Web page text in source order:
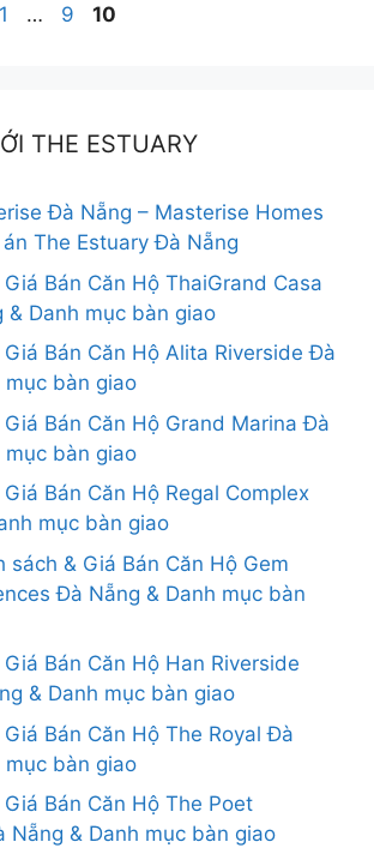
Page
1 … Page
9 Page
10
THE ESTUARY
Đà Nẵng – Masterise Homes
The Estuary Đà Nẵng
Bán Căn Hộ ThaiGrand Casa
& Danh mục bàn giao
Giá Bán Căn Hộ Alita Riverside Đà
mục bàn giao
Giá Bán Căn Hộ Grand Marina Đà
mục bàn giao
Bán Căn Hộ Regal Complex
mục bàn giao
sách & Giá Bán Căn Hộ Gem
Đà Nẵng & Danh mục bàn
Bán Căn Hộ Han Riverside
& Danh mục bàn giao
Bán Căn Hộ The Royal Đà
mục bàn giao
Bán Căn Hộ The Poet
Nẵng & Danh mục bàn giao